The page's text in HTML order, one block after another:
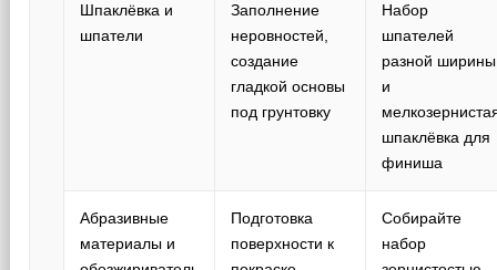
Шпаклёвка и
шпатели
Заполнение
неровностей,
создание
гладкой основы
под грунтовку
Набор
шпателей
разной ширины
и
шпаклёвка для
финиша
Абразивные
материалы и
Подготовка
поверхности к
Собирайте
набор